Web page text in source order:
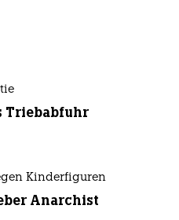
Triebabfuhr
Kinderfiguren
Anarchist